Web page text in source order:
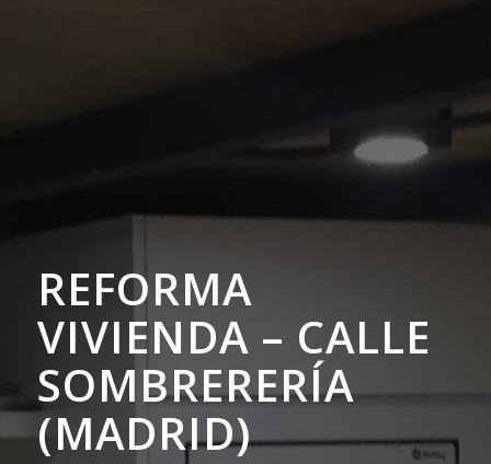
REFORMA
VIVIENDA – CALLE
SOMBRERERÍA
(MADRID)